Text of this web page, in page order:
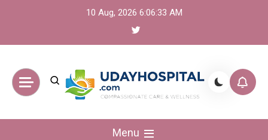
10 Aug, 2026 6:06:34 AM
UdayHospital:
Menu